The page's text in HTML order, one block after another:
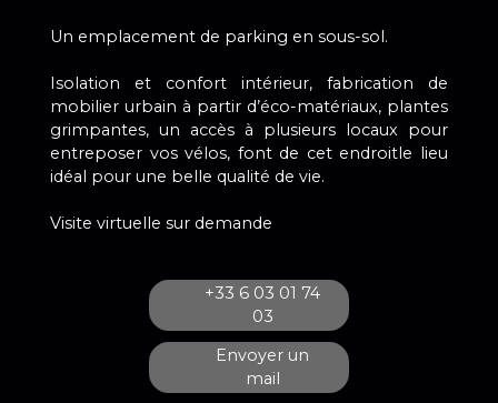
Un emplacement de parking en sous-sol.
Isolation et confort intérieur, fabrication de
mobilier urbain à partir d’éco-matériaux, plantes
grimpantes, un accès à plusieurs locaux pour
entreposer vos vélos, font de cet endroitle lieu
idéal pour une belle qualité de vie.
Visite virtuelle sur demande
+33 6 03 01 74
03
Envoyer un
mail